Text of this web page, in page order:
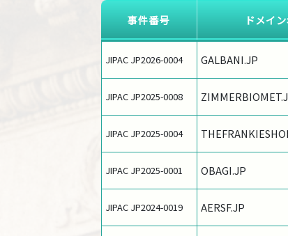
事件番号 ドメイ
JIPAC JP2026-0004 GALBANI.JP
JIPAC JP2025-0008
JIPAC JP2025-0004
JIPAC JP2025-0001 OBAGI.JP
JIPAC JP2024-0019 AERSF.JP